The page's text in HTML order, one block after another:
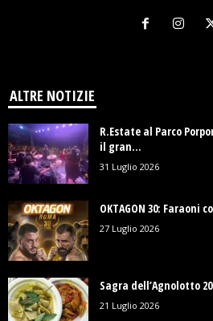
ALTRE NOTIZIE
R.Estate al Parco
il gran...
31 Luglio 2026
OKTAGON 30: Faraoni
27 Luglio 2026
Sagra dell’Agnolotto
21 Luglio 2026